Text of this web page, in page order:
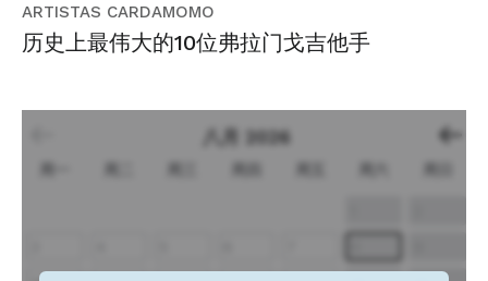
ARTISTAS CARDAMOMO
历史上最伟大的10位弗拉门戈吉他手